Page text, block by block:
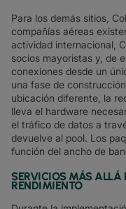
Para los demás sitios,
compañías aéreas
actividad internacional,
socios mayoristas y, de
conexiones desde un
una fase de
ubicación diferente, la
lleva el hardware
el tráfico de datos a
devuelve al pool. Los
función del ancho de
SERVICIOS MÁS ALLÁ
RENDIMIENTO